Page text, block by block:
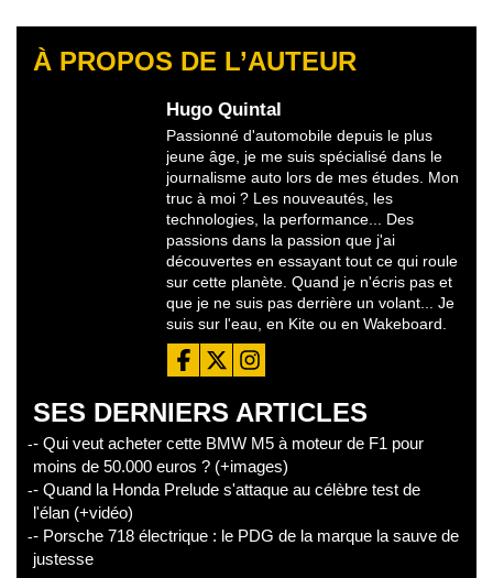
À PROPOS DE L’AUTEUR
Hugo Quintal
Passionné d'automobile depuis le plus
jeune âge, je me suis spécialisé dans le
journalisme auto lors de mes études. Mon
truc à moi ? Les nouveautés, les
technologies, la performance... Des
passions dans la passion que j'ai
découvertes en essayant tout ce qui roule
sur cette planète. Quand je n'écris pas et
que je ne suis pas derrière un volant... Je
suis sur l'eau, en Kite ou en Wakeboard.
SES DERNIERS ARTICLES
- Qui veut acheter cette BMW M5 à moteur de F1 pour
moins de 50.000 euros ? (+images)
- Quand la Honda Prelude s'attaque au célèbre test de
l'élan (+vidéo)
- Porsche 718 électrique : le PDG de la marque la sauve de
justesse